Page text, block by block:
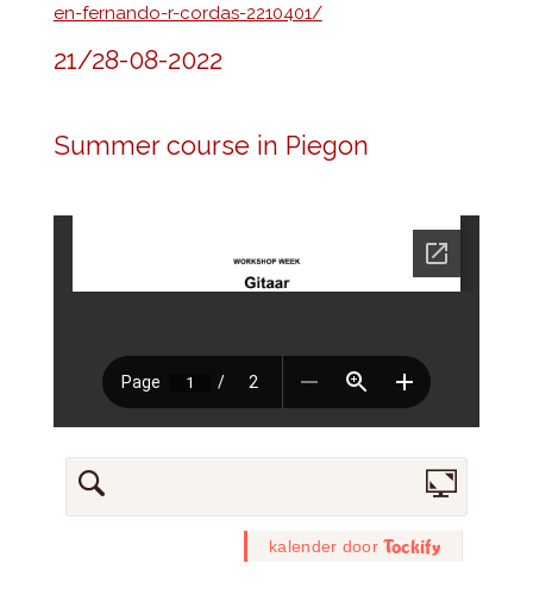
en-fernando-r-cordas-2210401/
21/28-08-2022
Summer course in Piegon